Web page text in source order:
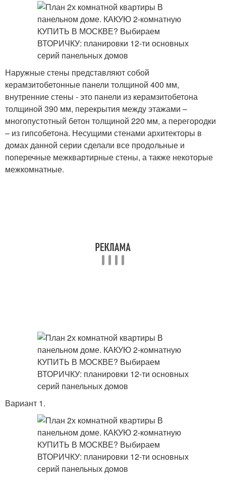
Наружные стены представляют собой
керамзитобетонные панели толщиной 400 мм,
внутренние стены - это панели из керамзитобетона
толщиной 390 мм, перекрытия между этажами –
многопустотный бетон толщиной 220 мм, а перегородки
– из гипсобетона. Несущими стенами архитекторы в
домах данной серии сделали все продольные и
поперечные межквартирные стены, а также некоторые
межкомнатные.
Вариант 1.